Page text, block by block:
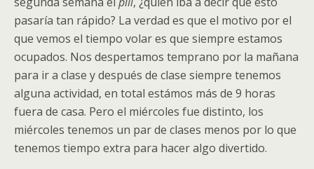
pasaría tan rápido? La verdad es que el motivo por el
que vemos el tiempo volar es que siempre estamos
ocupados. Nos despertamos temprano por la mañana
para ir a clase y después de clase siempre tenemos
alguna actividad, en total estámos más de 9 horas
fuera de casa. Pero el miércoles fue distinto, los
miércoles tenemos un par de clases menos por lo que
tenemos tiempo extra para hacer algo divertido.